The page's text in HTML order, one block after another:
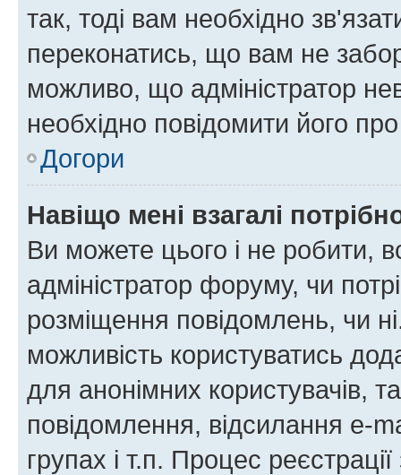
так, тоді вам необхідно
переконатись, що вам не
можливо, що адміністратор
необхідно повідомити його
Догори
Навіщо мені взагалі
Ви можете цього і не робити,
адміністратор форуму, чи
розміщення повідомлень, чи
можливість користуватись
для анонімних користувачів,
повідомлення, відсилання e-
групах і т.п. Процес